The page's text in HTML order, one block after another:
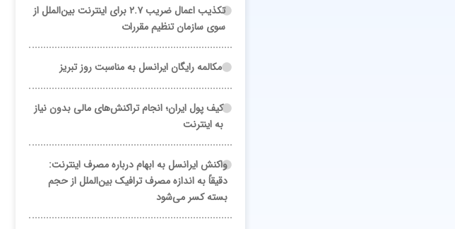
تکذیب اعمال ضریب ۲.۷ برای اینترنت بین‌الملل از
سوی سازمان تنظیم مقررات
مکالمه رایگان ایرانسل به مناسبت روز تبریز
کیف پول ایران؛ انجام تراکنش‌های مالی بدون نیاز
به اینترنت
واکنش ایرانسل به ابهام درباره مصرف اینترنت:
دقیقاً به اندازه مصرف ترافیک بین‌الملل از حجم
بسته کسر می‌شود